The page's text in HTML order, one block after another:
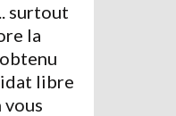
surtout
la
libre
vous